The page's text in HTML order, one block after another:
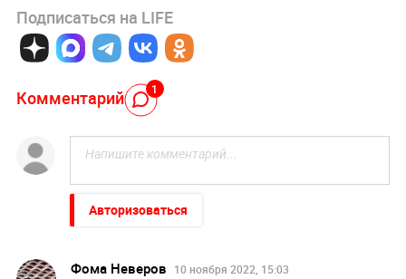
Подписаться на LIFE
Комментарий 1
Авторизоваться
Фома Неверов 10 ноября 2022, 15:03